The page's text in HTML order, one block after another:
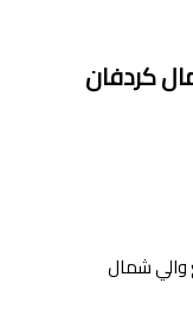
كردفان